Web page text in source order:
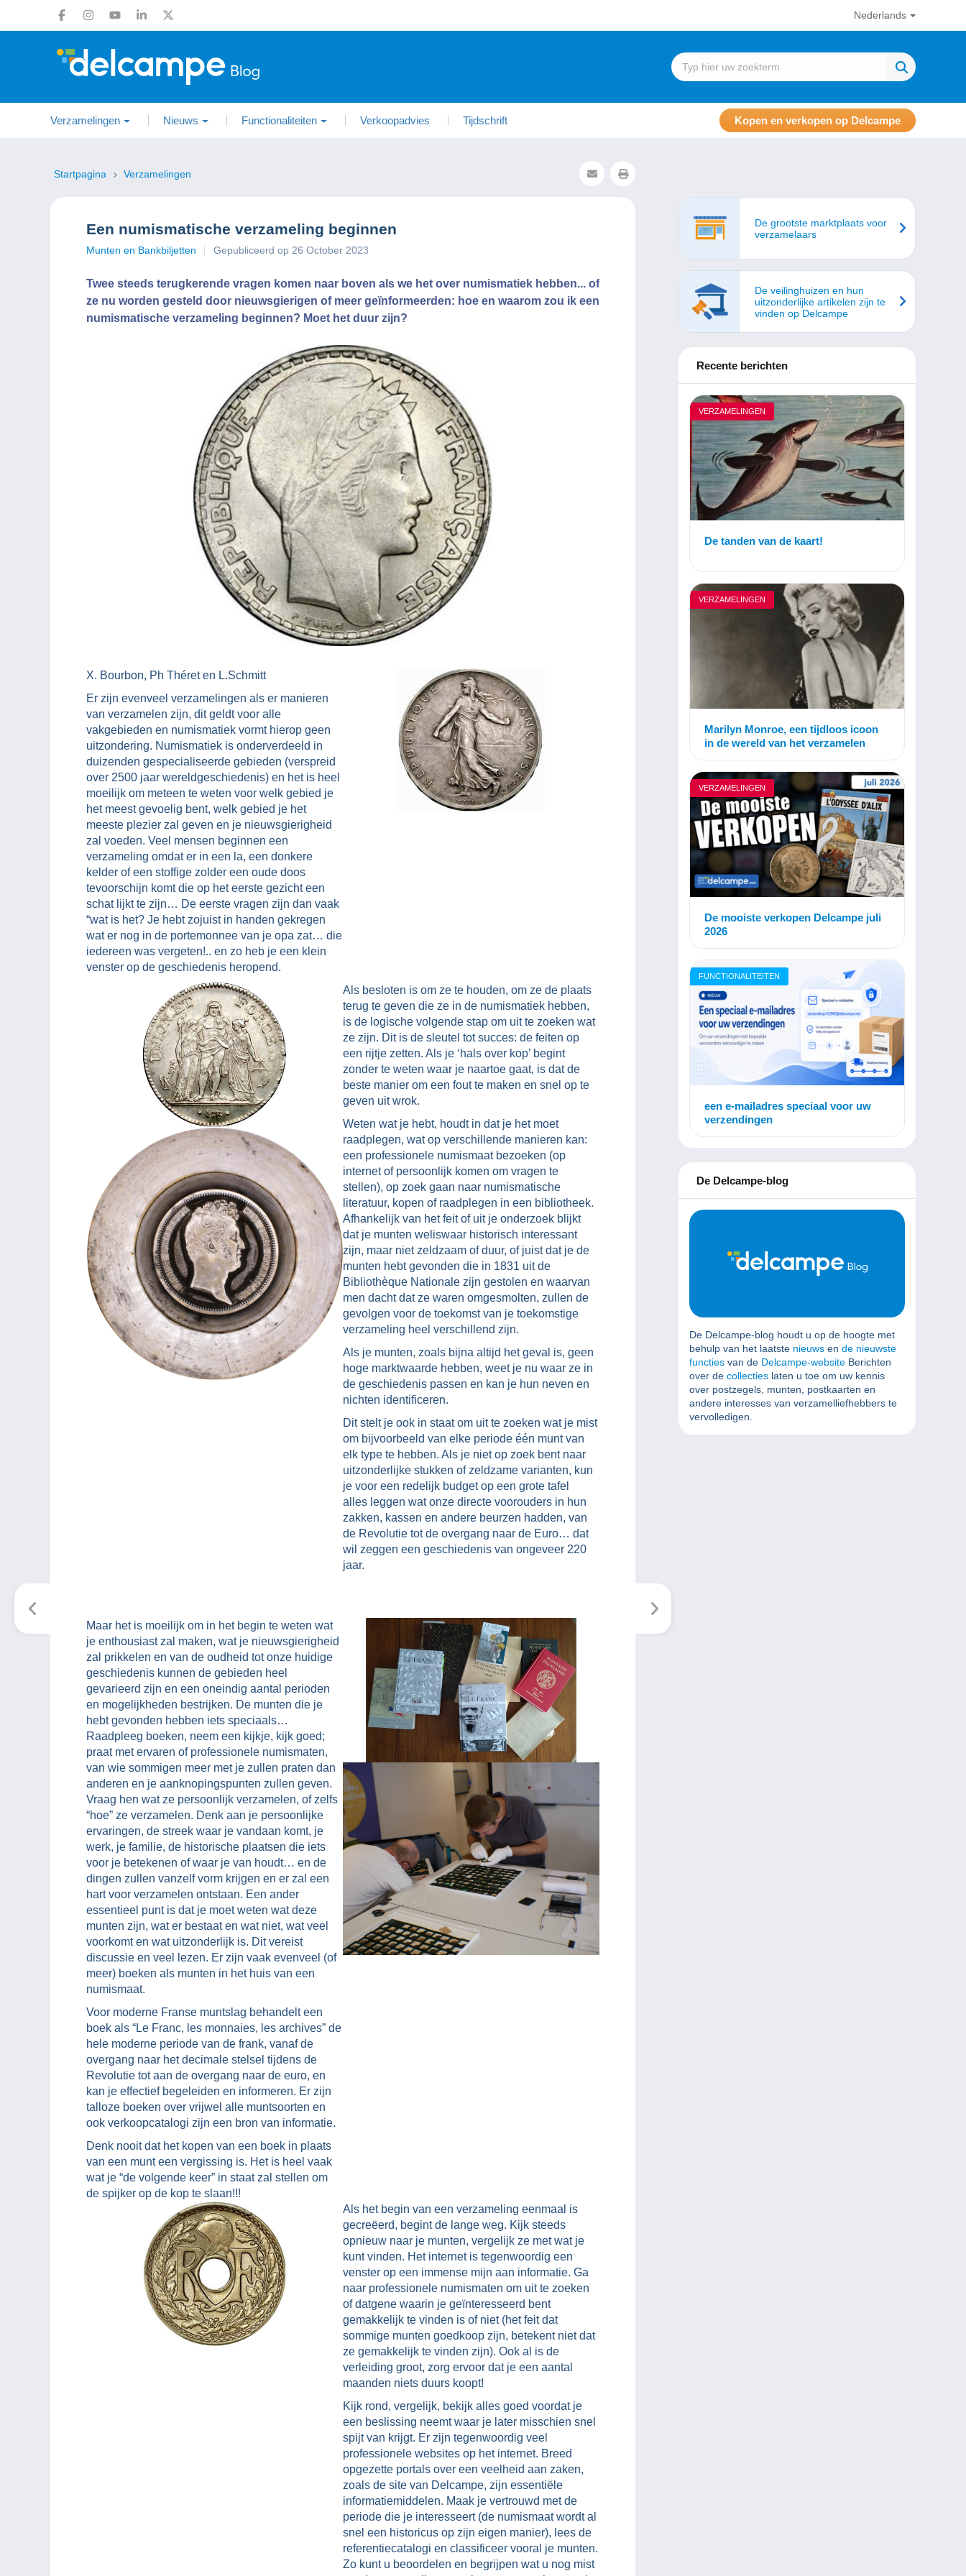
Nederlands
Verzamelingen Nieuws Functionaliteiten Verkoopadvies Tijdschrift Kopen en verkopen op Delcampe
Startpagina Verzamelingen
Een numismatische verzameling beginnen
Munten en Bankbiljetten Gepubliceerd op 26 October 2023
Twee steeds terugkerende vragen komen naar boven als we het over numismatiek hebben... of
ze nu worden gesteld door nieuwsgierigen of meer geïnformeerden: hoe en waarom zou ik een
numismatische verzameling beginnen? Moet het duur zijn?
X. Bourbon, Ph Théret en L.Schmitt
Er zijn evenveel verzamelingen als er manieren
van verzamelen zijn, dit geldt voor alle
vakgebieden en numismatiek vormt hierop geen
uitzondering. Numismatiek is onderverdeeld in
duizenden gespecialiseerde gebieden (verspreid
over 2500 jaar wereldgeschiedenis) en het is heel
moeilijk om meteen te weten voor welk gebied je
het meest gevoelig bent, welk gebied je het
meeste plezier zal geven en je nieuwsgierigheid
zal voeden. Veel mensen beginnen een
verzameling omdat er in een la, een donkere
kelder of een stoffige zolder een oude doos
tevoorschijn komt die op het eerste gezicht een
schat lijkt te zijn… De eerste vragen zijn dan vaak
“wat is het? Je hebt zojuist in handen gekregen
wat er nog in de portemonnee van je opa zat… die
iedereen was vergeten!.. en zo heb je een klein
venster op de geschiedenis heropend.
Als besloten is om ze te houden, om ze de plaats
terug te geven die ze in de numismatiek hebben,
is de logische volgende stap om uit te zoeken wat
ze zijn. Dit is de sleutel tot succes: de feiten op
een rijtje zetten. Als je ‘hals over kop’ begint
zonder te weten waar je naartoe gaat, is dat de
beste manier om een fout te maken en snel op te
geven uit wrok.
Weten wat je hebt, houdt in dat je het moet
raadplegen, wat op verschillende manieren kan:
een professionele numismaat bezoeken (op
internet of persoonlijk komen om vragen te
stellen), op zoek gaan naar numismatische
literatuur, kopen of raadplegen in een bibliotheek.
Afhankelijk van het feit of uit je onderzoek blijkt
dat je munten weliswaar historisch interessant
zijn, maar niet zeldzaam of duur, of juist dat je de
munten hebt gevonden die in 1831 uit de
Bibliothèque Nationale zijn gestolen en waarvan
men dacht dat ze waren omgesmolten, zullen de
gevolgen voor de toekomst van je toekomstige
verzameling heel verschillend zijn.
Als je munten, zoals bijna altijd het geval is, geen
hoge marktwaarde hebben, weet je nu waar ze in
de geschiedenis passen en kan je hun neven en
nichten identificeren.
Dit stelt je ook in staat om uit te zoeken wat je mist
om bijvoorbeeld van elke periode één munt van
elk type te hebben. Als je niet op zoek bent naar
uitzonderlijke stukken of zeldzame varianten, kun
je voor een redelijk budget op een grote tafel
alles leggen wat onze directe voorouders in hun
zakken, kassen en andere beurzen hadden, van
de Revolutie tot de overgang naar de Euro… dat
wil zeggen een geschiedenis van ongeveer 220
jaar.
Maar het is moeilijk om in het begin te weten wat
je enthousiast zal maken, wat je nieuwsgierigheid
zal prikkelen en van de oudheid tot onze huidige
geschiedenis kunnen de gebieden heel
gevarieerd zijn en een oneindig aantal perioden
en mogelijkheden bestrijken. De munten die je
hebt gevonden hebben iets speciaals…
Raadpleeg boeken, neem een kijkje, kijk goed;
praat met ervaren of professionele numismaten,
van wie sommigen meer met je zullen praten dan
anderen en je aanknopingspunten zullen geven.
Vraag hen wat ze persoonlijk verzamelen, of zelfs
“hoe” ze verzamelen. Denk aan je persoonlijke
ervaringen, de streek waar je vandaan komt, je
werk, je familie, de historische plaatsen die iets
voor je betekenen of waar je van houdt… en de
dingen zullen vanzelf vorm krijgen en er zal een
hart voor verzamelen ontstaan. Een ander
essentieel punt is dat je moet weten wat deze
munten zijn, wat er bestaat en wat niet, wat veel
voorkomt en wat uitzonderlijk is. Dit vereist
discussie en veel lezen. Er zijn vaak evenveel (of
meer) boeken als munten in het huis van een
numismaat.
Voor moderne Franse muntslag behandelt een
boek als “Le Franc, les monnaies, les archives” de
hele moderne periode van de frank, vanaf de
overgang naar het decimale stelsel tijdens de
Revolutie tot aan de overgang naar de euro, en
kan je effectief begeleiden en informeren. Er zijn
talloze boeken over vrijwel alle muntsoorten en
ook verkoopcatalogi zijn een bron van informatie.
Denk nooit dat het kopen van een boek in plaats
van een munt een vergissing is. Het is heel vaak
wat je “de volgende keer” in staat zal stellen om
de spijker op de kop te slaan!!!
Als het begin van een verzameling eenmaal is
gecreëerd, begint de lange weg. Kijk steeds
opnieuw naar je munten, vergelijk ze met wat je
kunt vinden. Het internet is tegenwoordig een
venster op een immense mijn aan informatie. Ga
naar professionele numismaten om uit te zoeken
of datgene waarin je geïnteresseerd bent
gemakkelijk te vinden is of niet (het feit dat
sommige munten goedkoop zijn, betekent niet dat
ze gemakkelijk te vinden zijn). Ook al is de
verleiding groot, zorg ervoor dat je een aantal
maanden niets duurs koopt!
Kijk rond, vergelijk, bekijk alles goed voordat je
een beslissing neemt waar je later misschien snel
spijt van krijgt. Er zijn tegenwoordig veel
professionele websites op het internet. Breed
opgezette portals over een veelheid aan zaken,
zoals de site van Delcampe, zijn essentiële
informatiemiddelen. Maak je vertrouwd met de
periode die je interesseert (de numismaat wordt al
snel een historicus op zijn eigen manier), lees de
referentiecatalogi en classificeer vooral je munten.
Zo kunt u beoordelen en begrijpen wat u nog mist
De grootste marktplaats voor
verzamelaars
De veilinghuizen en hun
uitzonderlijke artikelen zijn te
vinden op Delcampe
Recente berichten
VERZAMELINGEN
De tanden van de kaart!
VERZAMELINGEN
Marilyn Monroe, een tijdloos icoon
in de wereld van het verzamelen
VERZAMELINGEN
De mooiste verkopen Delcampe juli
2026
FUNCTIONALITEITEN
een e-mailadres speciaal voor uw
verzendingen
De Delcampe-blog
De Delcampe-blog houdt u op de hoogte met
behulp van het laatste nieuws en de nieuwste
functies van de Delcampe-website Berichten
over de collecties laten u toe om uw kennis
over postzegels, munten, postkaarten en
andere interesses van verzamelliefhebbers te
vervolledigen.